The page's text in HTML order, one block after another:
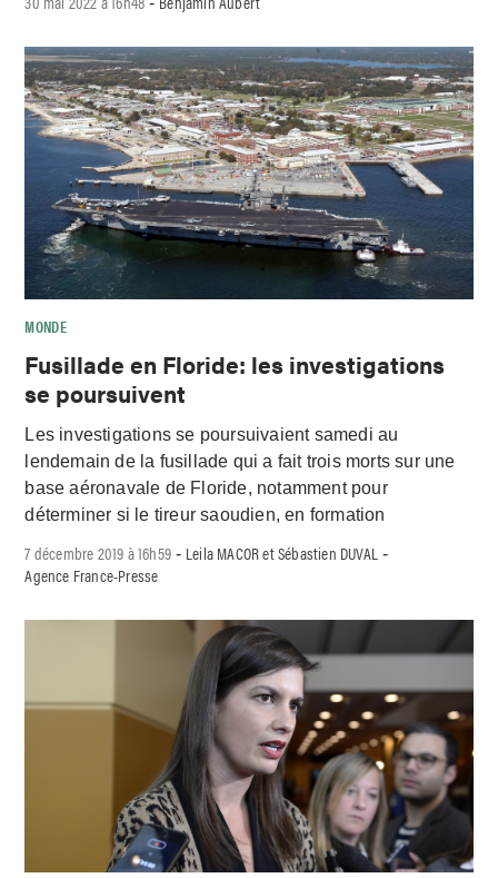
MONDE
Fusillade en Floride: les investigations
se poursuivent
Les investigations se poursuivaient samedi au
lendemain de la fusillade qui a fait trois morts sur une
base aéronavale de Floride, notamment pour
déterminer si le tireur saoudien, en formation
7 décembre 2019 à 16h59 - Leila MACOR et Sébastien DUVAL -
Agence France-Presse